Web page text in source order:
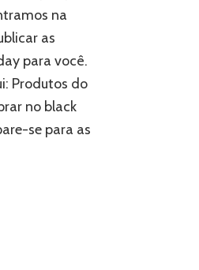
na
as
para você.
Produtos do
no black
se para as